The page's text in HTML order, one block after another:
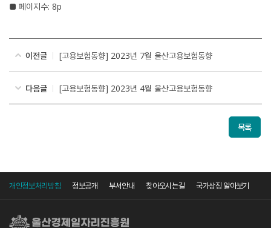
■ 페이지수: 8p
이전글 [고용보험동향] 2023년 7월 울산고용보험동향
다음글 [고용보험동향] 2023년 4월 울산고용보험동향
목록
개인정보처리방침 정보공개 부서안내 찾아오시는길 국가상징 알아보기